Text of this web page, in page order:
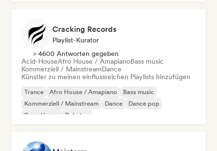
Cracking Records
Playlist-Kurator
> 4600 Antworten gegeben
Acid-HouseAfro House / AmapianoBass music
Kommerziell / MainstreamDance
Künstler zu meinen einflussreichen Playlists hinzufügen
Trance Afro House / Amapiano
Bass music
Kommerziell / Mainstream
Dance
Dance pop
Deep House
Dubstep